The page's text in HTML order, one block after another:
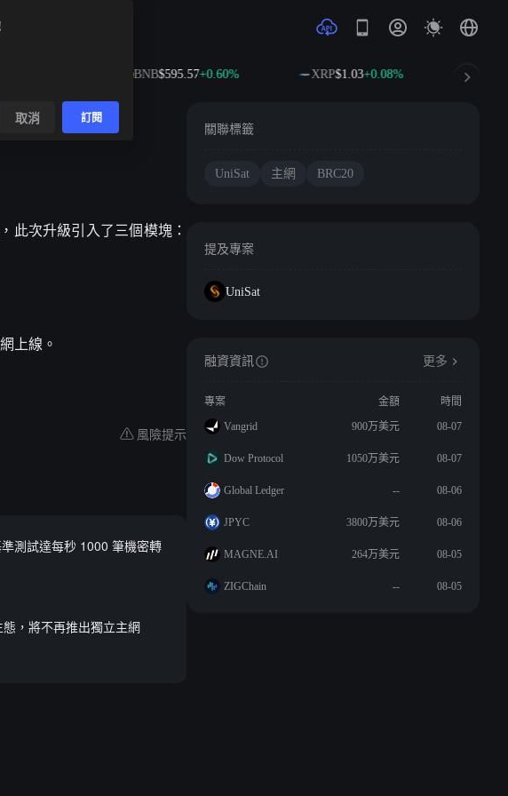
BNB$595.57+0.60% XRP$1.03+0.08%
此次升級引入了三個模塊：
上線。
風險提示
測試達每秒 1000 筆機密轉
，將不再推出獨立主網
關聯標籤
UniSat 主網 BRC20
提及專案
UniSat
融資資訊 更多
專案 金額
時間
Vangrid
900万美元 08-07
Dow Protocol 1050万美元 08-07
Global Ledger -- 08-06
JPYC 3800万美元 08-06
MAGNE.AI 264万美元 08-05
ZIGChain -- 08-05
取消 訂閱